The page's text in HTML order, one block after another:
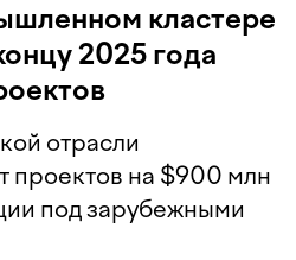
кластере
2025 года
отрасли
проектов на $900 млн
под зарубежными